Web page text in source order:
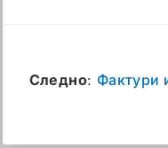
Следно: Фактури